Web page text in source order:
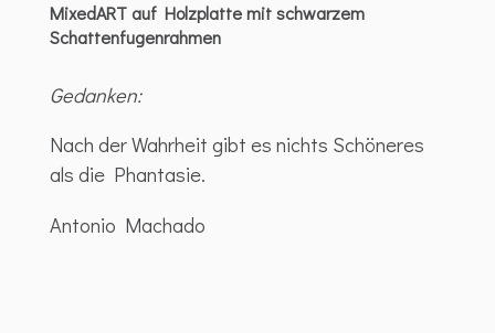
MixedART auf Holzplatte mit schwarzem
Schattenfugenrahmen
Gedanken:
Nach der Wahrheit gibt es nichts Schöneres
als die Phantasie.
Antonio Machado